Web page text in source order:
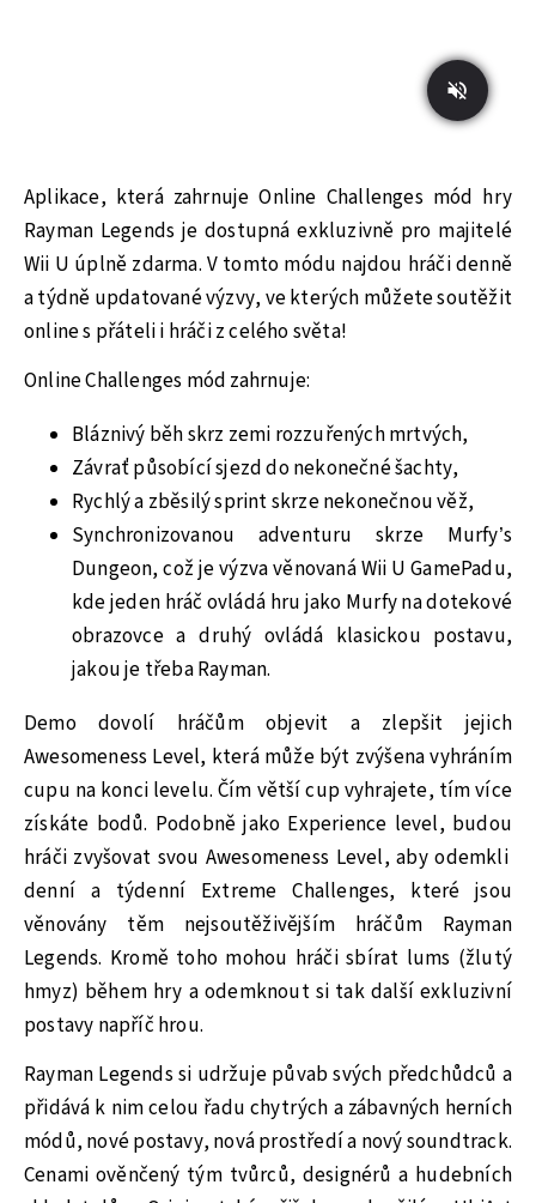
Aplikace, která zahrnuje Online Challenges mód hry
Rayman Legends je dostupná exkluzivně pro majitelé
Wii U úplně zdarma. V tomto módu najdou hráči denně
a týdně updatované výzvy, ve kterých můžete soutěžit
online s přáteli i hráči z celého světa!
Online Challenges mód zahrnuje:
Bláznivý běh skrz zemi rozzuřených mrtvých,
Závrať působící sjezd do nekonečné šachty,
Rychlý a zběsilý sprint skrze nekonečnou věž,
Synchronizovanou adventuru skrze Murfy’s
Dungeon, což je výzva věnovaná Wii U GamePadu,
kde jeden hráč ovládá hru jako Murfy na dotekové
obrazovce a druhý ovládá klasickou postavu,
jakou je třeba Rayman.
Demo dovolí hráčům objevit a zlepšit jejich
Awesomeness Level, která může být zvýšena vyhráním
cupu na konci levelu. Čím větší cup vyhrajete, tím více
získáte bodů. Podobně jako Experience level, budou
hráči zvyšovat svou Awesomeness Level, aby odemkli
denní a týdenní Extreme Challenges, které jsou
věnovány těm nejsoutěživějším hráčům Rayman
Legends. Kromě toho mohou hráči sbírat lums (žlutý
hmyz) během hry a odemknout si tak další exkluzivní
postavy napříč hrou.
Rayman Legends si udržuje půvab svých předchůdců a
přidává k nim celou řadu chytrých a zábavných herních
módů, nové postavy, nová prostředí a nový soundtrack.
Cenami ověnčený tým tvůrců, designérů a hudebních